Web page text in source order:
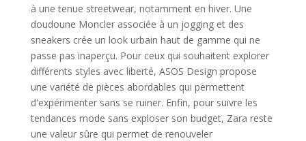
à une tenue streetwear, notamment en hiver. Une
doudoune Moncler associée à un jogging et des
sneakers crée un look urbain haut de gamme qui ne
passe pas inaperçu. Pour ceux qui souhaitent explorer
différents styles avec liberté, ASOS Design propose
une variété de pièces abordables qui permettent
d'expérimenter sans se ruiner. Enfin, pour suivre les
tendances mode sans exploser son budget, Zara reste
une valeur sûre qui permet de renouveler